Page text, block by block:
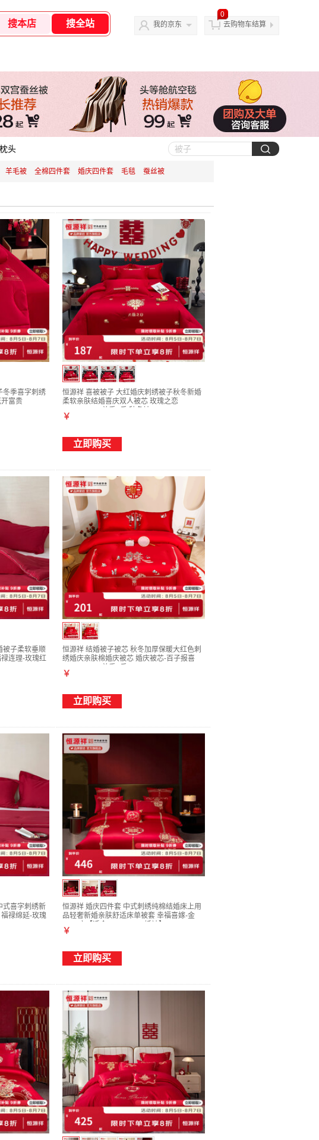
我的京东
0
去购物车结算
枕头
羊毛被 全棉四件套 婚庆四件套 毛毯 蚕丝被
冬季喜字刺绣
富贵
恒源祥 喜被被子 大红婚庆刺绣被子秋冬新婚
柔软亲肤结婚喜庆双人被芯 玫瑰之恋
￥
立即购买
被子柔软垂顺
连理-玫瑰红
恒源祥 结婚被子被芯 秋冬加厚保暖大红色刺
绣婚庆亲肤棉婚庆被芯 婚庆被芯-百子报喜
￥
立即购买
式喜字刺绣新
禄绵延-玫瑰
恒源祥 婚庆四件套 中式刺绣纯棉结婚床上用
品轻奢新婚亲肤舒适床单被套 幸福喜嫁-金
￥
立即购买